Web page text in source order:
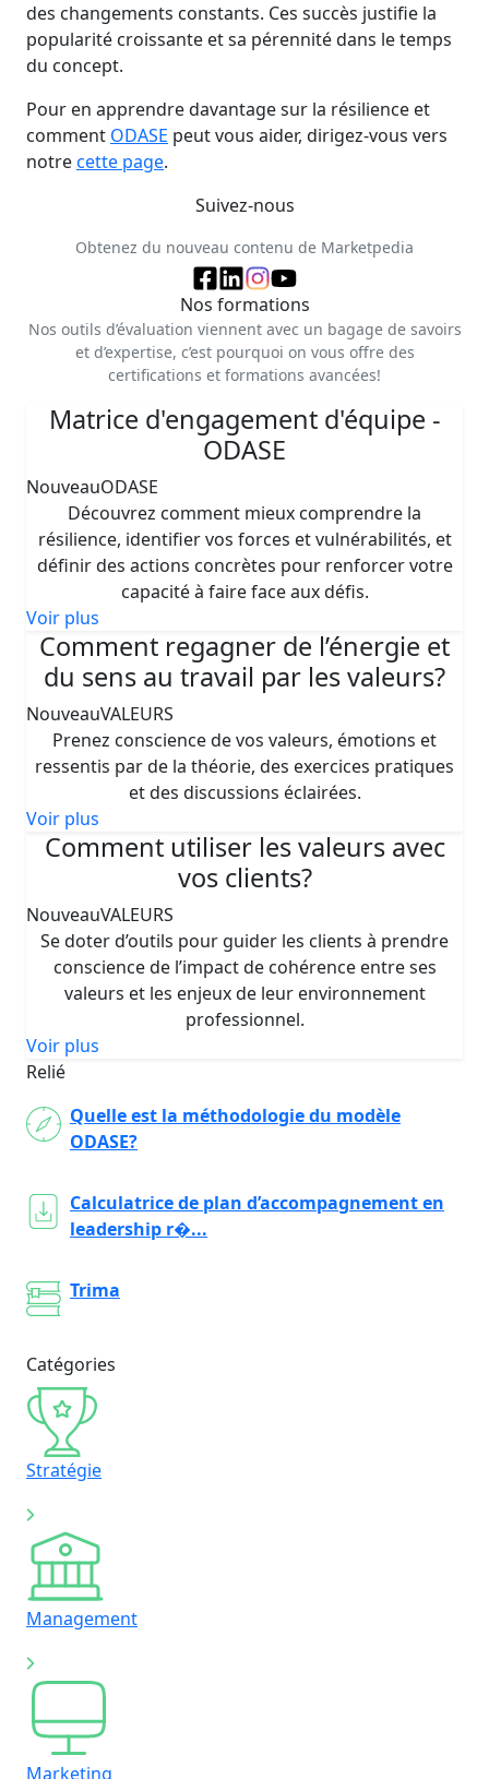
des changements constants. Ces succès justifie la
popularité croissante et sa pérennité dans le temps
du concept.
Pour en apprendre davantage sur la résilience et
comment ODASE peut vous aider, dirigez-vous vers
notrecette page.
Suivez-nous
Obtenez du nouveau contenu de Marketpedia
Nos formations
Nos outils d’évaluation viennent avec un bagage de savoirs
et d’expertise, c’est pourquoi on vous offre des
certifications et formations avancées!
Matrice d'engagement d'équipe -
ODASE
NouveauODASE
Découvrez comment mieux comprendre la
résilience, identifier vos forces et vulnérabilités, et
définir des actions concrètes pour renforcer votre
capacité à faire face aux défis.
Voir plus
Comment regagner de l’énergie et
du sens au travail par les valeurs?
NouveauVALEURS
Prenez conscience de vos valeurs, émotions et
ressentis par de la théorie, des exercices pratiques
et des discussions éclairées.
Voir plus
Comment utiliser les valeurs avec
vos clients?
NouveauVALEURS
Se doter d’outils pour guider les clients à prendre
conscience de l’impact de cohérence entre ses
valeurs et les enjeux de leur environnement
professionnel.
Voir plus
Relié
Quelle est la méthodologie du modèle
ODASE?
Calculatrice de plan d’accompagnement en
leadership r�...
Trima
Catégories
Stratégie
Management
Marketing